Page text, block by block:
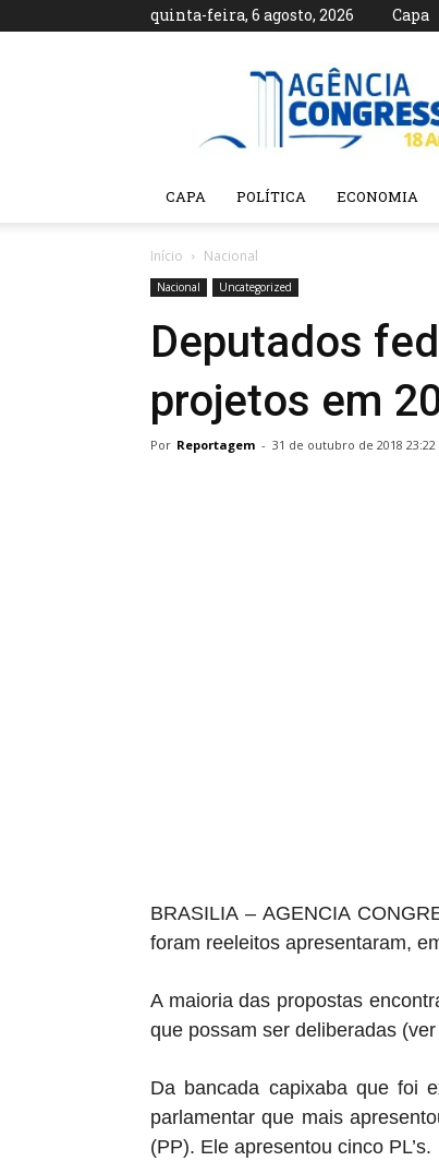
quinta-feira, 6 agosto, 2026 Capa
Agência
CAPA POLÍTICA ECONOMIA
Início Nacional
Nacional Uncategorized
Deputados
projetos em
Por Reportagem - 31 de outubro de 2018 23:22
BRASILIA – AGENCIA
foram reeleitos apresentaram,
A maioria das propostas
que possam ser deliberadas
Da bancada capixaba que foi
parlamentar que mais
(PP). Ele apresentou cinco PL’s.